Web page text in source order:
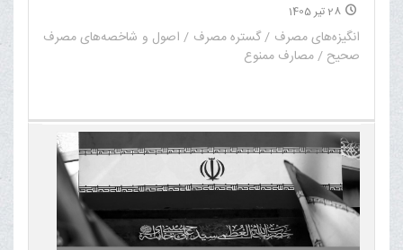
28 تیر 1405
انگیزه‌های مصرف / گستره مصرف / اصول و شاخصه‌های مصرف
صحیح / مصارف ممنوع‌